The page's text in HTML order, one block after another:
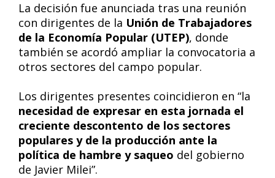
La decisión fue anunciada tras una reunión
con dirigentes de la Unión de Trabajadores
de la Economía Popular (UTEP), donde
también se acordó ampliar la convocatoria a
otros sectores del campo popular.
Los dirigentes presentes coincidieron en “la
necesidad de expresar en esta jornada el
creciente descontento de los sectores
populares y de la producción ante la
política de hambre y saqueo del gobierno
de Javier Milei”.